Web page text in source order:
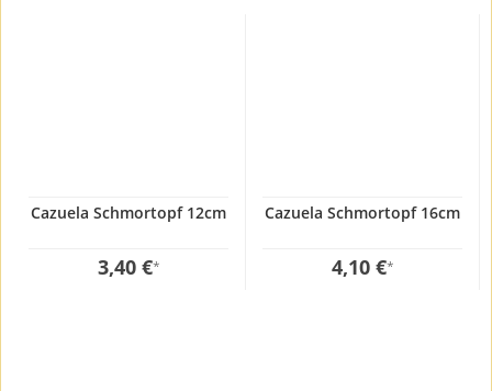
Cazuela Schmortopf 12cm
3,40 €*
Cazuela Schmortopf 16cm
4,10 €*